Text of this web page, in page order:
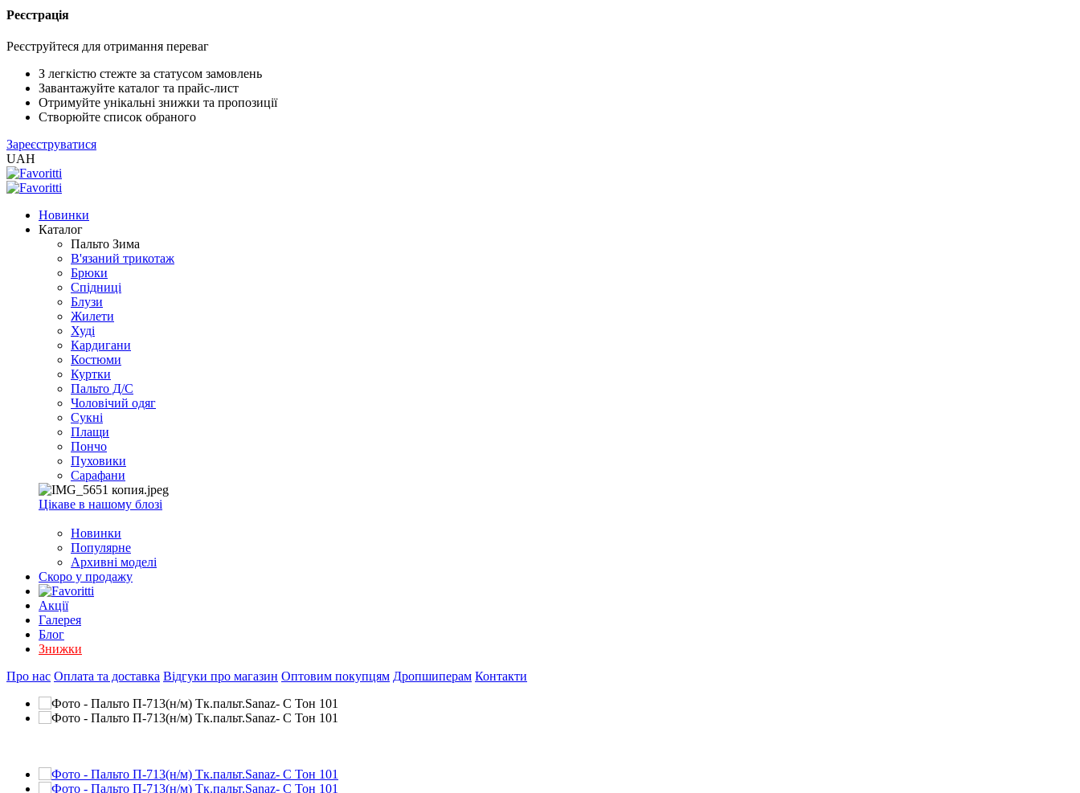
Реєстрація
Реєструйтеся для отримання переваг
З легкістю стежте за статусом замовлень
Завантажуйте каталог та прайс-лист
Отримуйте унікальні знижки та пропозиції
Створюйте список обраного
Зареєструватися
UAH
Новинки
Каталог
Пальто Зима
В'язаний трикотаж
Брюки
Спідниці
Блузи
Жилети
Худі
Кардигани
Костюми
Куртки
Пальто Д/С
Чоловічий одяг
Сукні
Плащи
Пончо
Пуховики
Сарафани
Цікаве в нашому блозі
Новинки
Популярне
Архивні моделі
Скоро у продажу
Акції
Галерея
Блог
Знижки
Про нас Оплата та доставка Відгуки про магазин Оптовим покупцям Дропшиперам Контакти
/
2005
(Розн.)
/
EXCEL
2005
(Опт)
XLSX